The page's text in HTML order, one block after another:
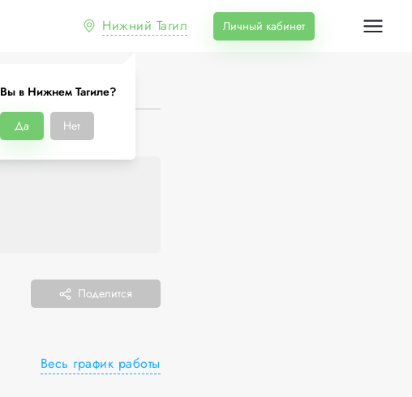
Нижний Тагил
Вы в Нижнем Тагиле?
Да Нет
Личный кабинет
Поделится
Весь график работы